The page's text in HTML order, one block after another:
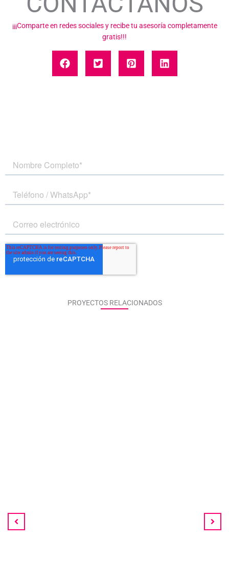
¡¡¡Comparte en redes sociales y recibe tu asesoría completamente
gratis!!!
PROYECTOS RELACIONADOS